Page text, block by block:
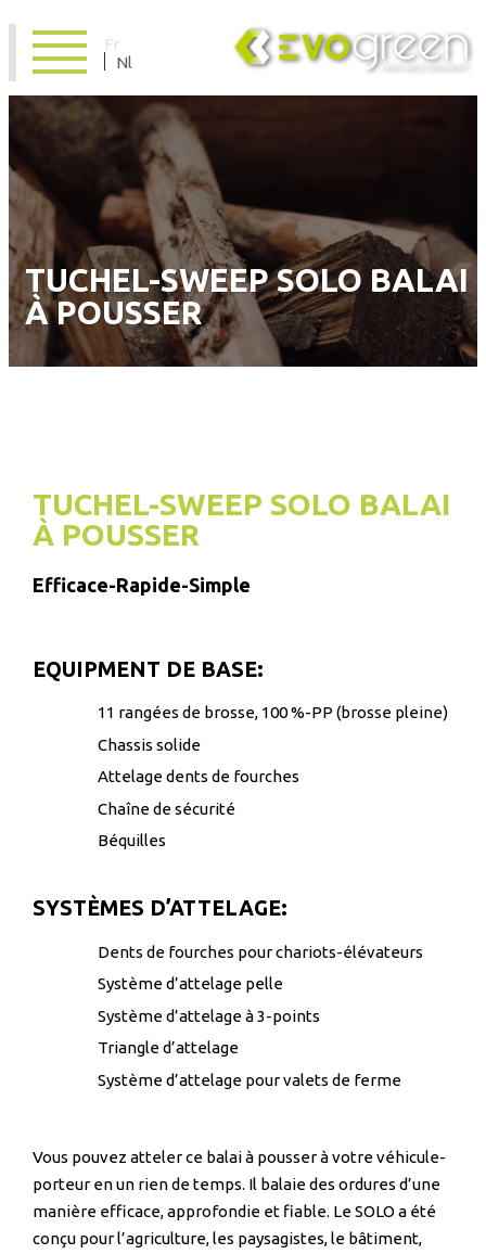
Fr
Nl
TUCHEL-SWEEP SOLO BALAI
À POUSSER
TUCHEL-SWEEP SOLO BALAI
À POUSSER
Efficace-Rapide-Simple
EQUIPMENT DE BASE:
11 rangées de brosse, 100 %-PP (brosse pleine)
Chassis solide
Attelage dents de fourches
Chaîne de sécurité
Béquilles
SYSTÈMES D’ATTELAGE:
Dents de fourches pour chariots-élévateurs
Système d’attelage pelle
Système d’attelage à 3-points
Triangle d’attelage
Système d’attelage pour valets de ferme
Vous pouvez atteler ce balai à pousser à votre véhicule-
porteur en un rien de temps. Il balaie des ordures d’une
manière efficace, approfondie et fiable. Le SOLO a été
conçu pour l’agriculture, les paysagistes, le bâtiment,